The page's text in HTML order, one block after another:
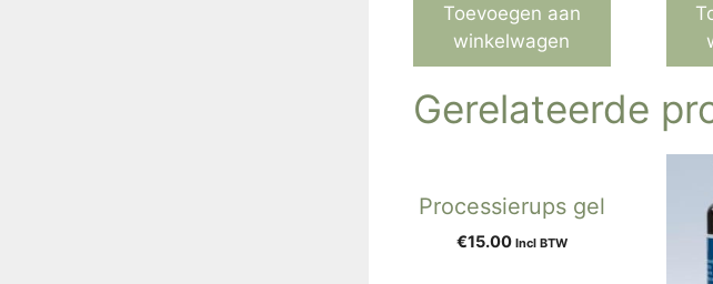
Toevoegen aan
winkelwagen
Gerelateerde
Processierups gel
€15.00 Incl BTW